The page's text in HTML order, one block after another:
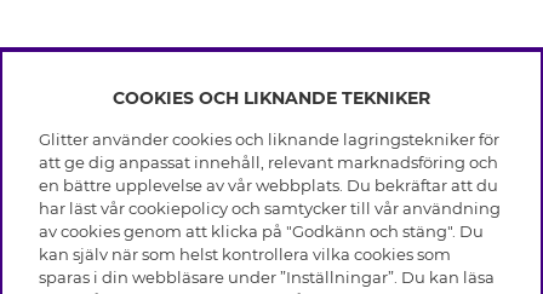
INFO
Leverans
Villkor
Integritetspolicy
Cookies
Medlemsvillkor
Jobba hos Glitter
OM GLITTER
Black Friday
Våra butiker
Varumärken
HJÄLP
Vanliga frågor
COOKIES OCH LIKNANDE TEKNIKER
Glitter använder cookies och liknande lagringstekniker för
att ge dig anpassat innehåll, relevant marknadsföring och
en bättre upplevelse av vår webbplats. Du bekräftar att du
har läst vår cookiepolicy och samtycker till vår användning
av cookies genom att klicka på "Godkänn och stäng". Du
kan själv när som helst kontrollera vilka cookies som
sparas i din webbläsare under ”Inställningar”. Du kan läsa